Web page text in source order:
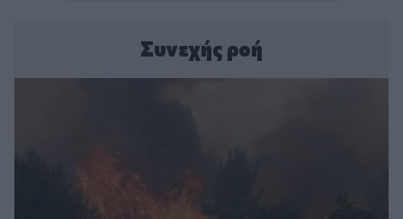
Συνεχής ροή